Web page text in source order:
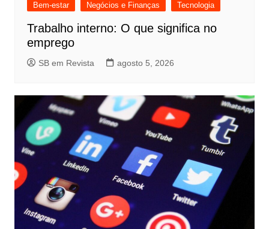
Bem-estar Negócios e Finanças Tecnologia
Trabalho interno: O que significa no
emprego
SB em Revista agosto 5, 2026